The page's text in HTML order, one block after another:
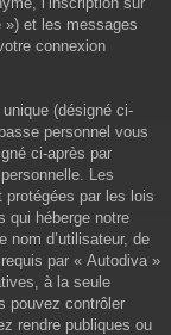
») et les messages
connexion
(désigné ci-
personnel vous
ci-après par
Les
par les lois
qui héberge notre
nom d’utilisateur, de
par « Autodiva »
à la seule
pouvez contrôler
rendre publiques ou